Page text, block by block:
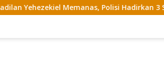
Polisi Hadirkan 3 Saksi di PN Batam